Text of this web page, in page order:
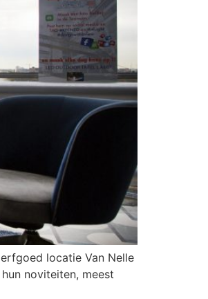
locatie Van Nelle
noviteiten, meest